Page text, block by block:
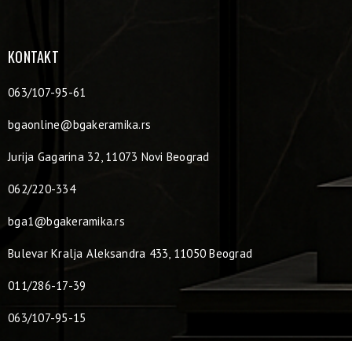
KONTAKT
063/107-95-61
bgaonline@bgakeramika.rs
Jurija Gagarina 32, 11073 Novi Beograd
062/220-334
bga1@bgakeramika.rs
Bulevar Kralja Aleksandra 433, 11050 Beograd
011/286-17-39
063/107-95-15